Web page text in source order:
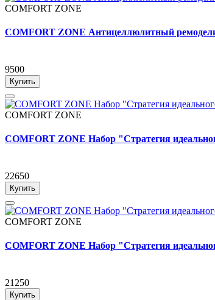
COMFORT ZONE
COMFORT ZONE Антицеллюлитный
9500
Купить
COMFORT ZONE
COMFORT ZONE Набор "Стратегия
22650
Купить
COMFORT ZONE
COMFORT ZONE Набор "Стратегия
21250
Купить